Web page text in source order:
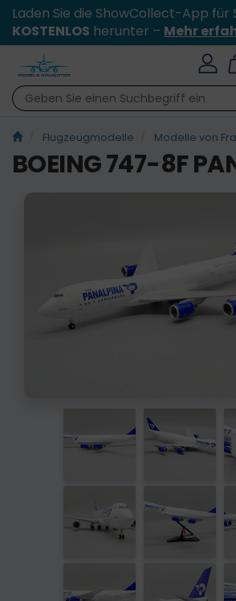
Laden Sie die ShowCollect-App für
KOSTENLOS herunter – Mehr
Flugzeugmodelle Modelle von
BOEING 747-8F